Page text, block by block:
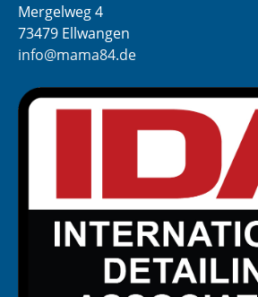
Mergelweg 4
73479 Ellwangen
info@mama84.de